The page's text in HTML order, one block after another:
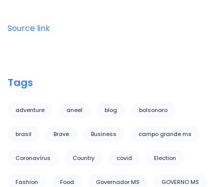
Source link
Tags
adventure aneel blog bolsonaro
brasil Brave Business campo grande ms
Coronavírus Country covid Election
Fashion Food Governador MS GOVERNO MS